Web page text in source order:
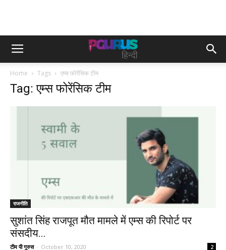
Home Tags एम्स फोरेंसिक टीम
Tag: एम्स फोरेंसिक टीम
राजनीति
सुशांत सिंह राजपूत मौत मामले में एम्स की रिपोर्ट पर
संसदीय...
टीम पी गुरुस - October 10, 2020 2